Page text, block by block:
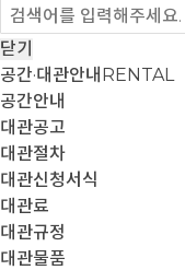
닫기
공간·대관안내 RENTAL
공간안내
대관공고
대관절차
대관신청서식
대관료
대관규정
대관물품